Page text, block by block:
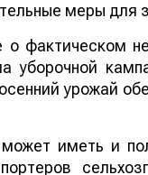
меры для
фактическом
уборочной
урожай
иметь и